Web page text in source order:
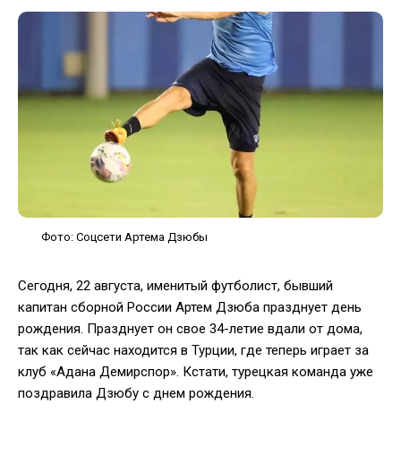
Фото: Соцсети Артема Дзюбы
Сегодня, 22 августа, именитый футболист, бывший
капитан сборной России Артем Дзюба празднует день
рождения. Празднует он свое 34-летие вдали от дома,
так как сейчас находится в Турции, где теперь играет за
клуб «Адана Демирспор». Кстати, турецкая команда уже
поздравила Дзюбу с днем рождения.